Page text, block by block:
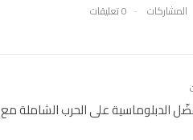
المشاركات
0 تعليقات
الدبلوماسية على الحرب الشاملة مع